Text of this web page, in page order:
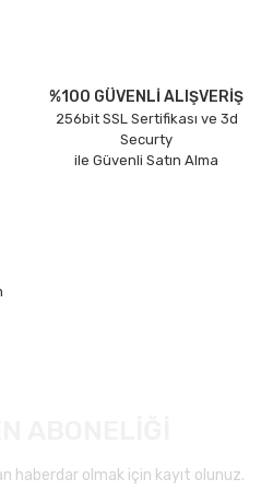
%100 GÜVENLİ ALIŞVERİŞ
256bit SSL Sertifikası ve 3d
Securty
ile Güvenli Satın Alma
haberdar olmak için kayıt olunuz.